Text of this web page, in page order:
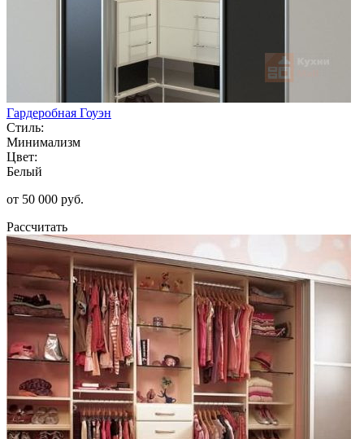
Гардеробная Гоуэн
Стиль:
Минимализм
Цвет:
Белый
от 50 000 руб.
Рассчитать